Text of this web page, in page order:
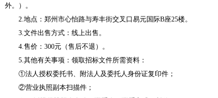
外。）。
2.地点：郑州市心怡路与寿丰街交叉口易元国际B座25楼。
3.文件出售方式：线上出售。
4.售价： 300元（售后不退）。
5.其他有关事项：领取招标文件所需资料：
①法人授权委托书、附法人及委托人身份证复印件；
②营业执照副本扫描件；